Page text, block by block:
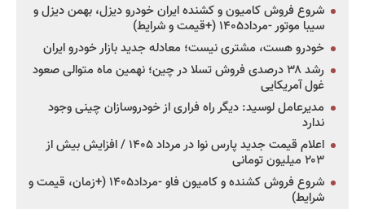
شروع فروش کامیون و کشنده ایران خودرو دیزل، بهمن دیزل و
سیبا موتور -مرداد۱۴۰۵ (+قیمت و شرایط)
خودرو هست، مشتری نیست؛ معادله جدید بازار خودرو ایران
رشد ۳۸ درصدی فروش تسلا در چین؛ نهمین ماه متوالی صعود
غول آمریکایی
مدیرعامل لوسید: دیگر راه فراری از خودروسازان چینی وجود
ندارد
اعلام قیمت جدید پارس نوا در مرداد ۱۴۰۵ / افزایش بیش از
۲۰۳ میلیون تومانی
شروع فروش کشنده و کامیون فاو -مرداد۱۴۰۵ (+زمان، قیمت و
شرایط)